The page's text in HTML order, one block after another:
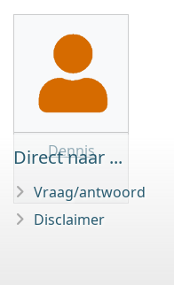
Dennis
Direct naar ...
Vraag/antwoord
Disclaimer